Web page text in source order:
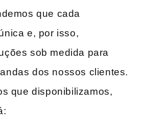
que cada
e, por isso,
sob medida para
dos nossos clientes.
que disponibilizamos,